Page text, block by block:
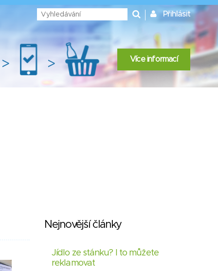
Přihlásit
> > Více informací
Nejnovější články
Jídlo ze stánku? I to můžete
reklamovat